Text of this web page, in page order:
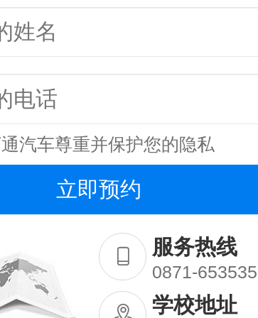
汽车尊重并保护您的隐私
服务热线
0871-
学校地址